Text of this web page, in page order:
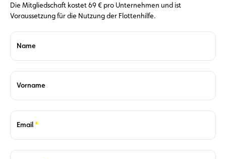
Die Mitgliedschaft kostet 69 € pro Unternehmen und ist
Voraussetzung für die Nutzung der Flottenhilfe.
Name
Vorname
Email
Required